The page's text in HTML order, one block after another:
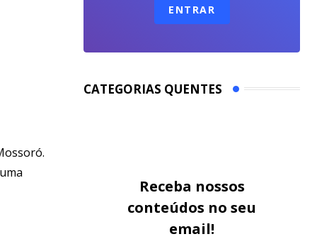
ENTRAR
CATEGORIAS QUENTES
Receba nossos
conteúdos no seu
email!